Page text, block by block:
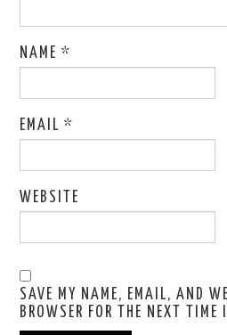
NAME*
EMAIL*
WEBSITE
SAVE MY NAME, EMAIL, AND
BROWSER FOR THE NEXT TIME